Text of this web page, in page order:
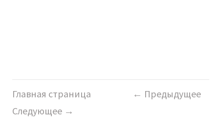
Главная страница
← Предыдущее
Следующее →